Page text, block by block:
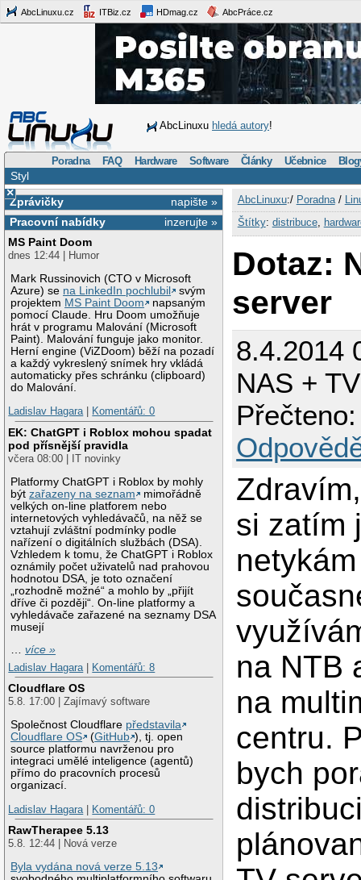
AbcLinuxu.cz ITBiz.cz HDmag.cz AbcPráce.cz
AbcLinuxu hledá autory!
Poradna FAQ Hardware Software Články Učebnice
Styl
×
napište »
Zprávičky
inzerujte »
Pracovní nabídky
MS Paint Doom
dnes 12:44 | Humor
Mark Russinovich (CTO v Microsoft
Azure) se na LinkedIn pochlubil
svým
projektem MS Paint Doom
napsaným
pomocí Claude. Hru Doom umožňuje
hrát v programu Malování (Microsoft
Paint). Malování funguje jako monitor.
Herní engine (ViZDoom) běží na pozadí
a každý vykreslený snímek hry vkládá
automaticky přes schránku (clipboard)
do Malování.
Ladislav Hagara| Komentářů: 0
EK: ChatGPT i Roblox mohou spadat
pod přísnější pravidla
včera 08:00 | IT novinky
Platformy ChatGPT i Roblox by mohly
býtzařazeny na seznam
mimořádně
velkých on-line platforem nebo
internetových vyhledávačů, na něž se
vztahují zvláštní podmínky podle
nařízení o digitálních službách (DSA).
Vzhledem k tomu, že ChatGPT i Roblox
oznámily počet uživatelů nad prahovou
hodnotou DSA, je toto označení
„rozhodně možné“ a mohlo by „přijít
dříve či později“. On-line platformy a
vyhledávače zařazené na seznamy DSA
musejí
…více »
Ladislav Hagara
Komentářů: 8
Cloudflare OS
5.8. 17:00 | Zajímavý software
Společnost Cloudflare představila
Cloudflare OS
(GitHub ), tj. open
source platformu navrženou pro
integraci umělé inteligence (agentů)
přímo do pracovních procesů
organizací.
Ladislav Hagara
Komentářů: 0
RawTherapee 5.13
5.8. 12:44 | Nová verze
Byla vydána nová verze 5.13
AbcLinuxu:/ Poradna/
Štítky: distribuce,
Dotaz:
server
8.4.2014
NAS +
si zatím
na NTB
na
centru.
bych